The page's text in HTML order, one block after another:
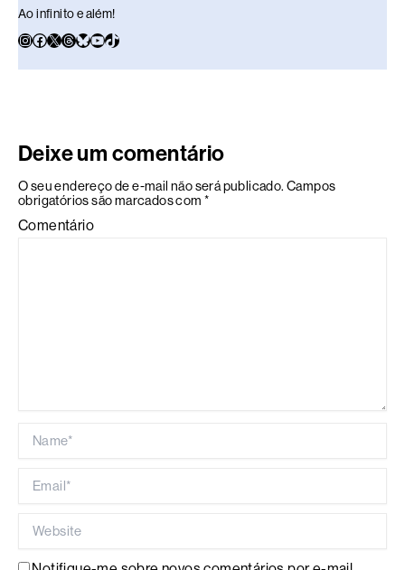
Ao infinito e além!
Deixe um comentário
O seu endereço de e-mail não será publicado. Campos
obrigatórios são marcados com *
Comentário